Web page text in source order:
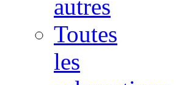
autres
Toutes
les